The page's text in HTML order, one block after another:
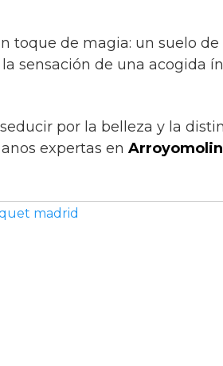
toque de magia: un suelo
sensación de una acogida
por la belleza y la
expertas en